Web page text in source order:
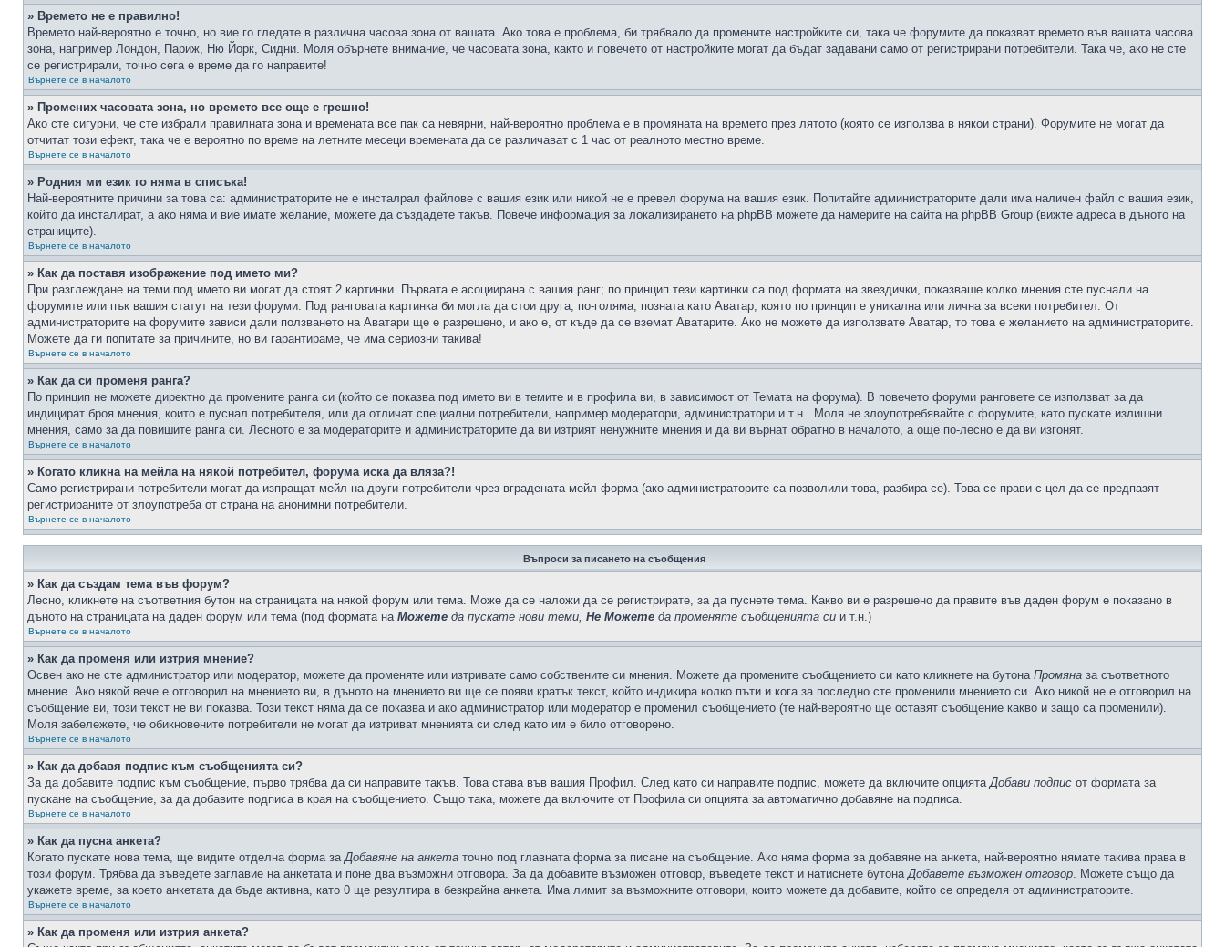
» Времето не е правилно!
Времето най-вероятно е точно, но вие го гледате в различна часова зона от вашата. Ако това е проблема, би трябвало да промените настройките си, така че форумите да показват времето във вашата часова
зона, например Лондон, Париж, Ню Йорк, Сидни. Моля обърнете внимание, че часовата зона, както и повечето от настройките могат да бъдат задавани само от регистрирани потребители. Така че, ако не сте
се регистрирали, точно сега е време да го направите!
Върнете се в началото
» Промених часовата зона, но времето все още е грешно!
Ако сте сигурни, че сте избрали правилната зона и времената все пак са невярни, най-вероятно проблема е в промяната на времето през лятото (която се използва в някои страни). Форумите не могат да
отчитат този ефект, така че е вероятно по време на летните месеци времената да се различават с 1 час от реалното местно време.
Върнете се в началото
» Родния ми език го няма в списъка!
Най-вероятните причини за това са: администраторите не е инсталрал файлове с вашия език или никой не е превел форума на вашия език. Попитайте администраторите дали има наличен файл с вашия език,
който да инсталират, а ако няма и вие имате желание, можете да създадете такъв. Повече информация за локализирането на phpBB можете да намерите на сайта на phpBB Group (вижте адреса в дъното на
страниците).
Върнете се в началото
» Как да поставя изображение под името ми?
При разглеждане на теми под името ви могат да стоят 2 картинки. Първата е асоциирана с вашия ранг; по принцип тези картинки са под формата на звездички, показваше колко мнения сте пуснали на
форумите или пък вашия статут на тези форуми. Под ранговата картинка би могла да стои друга, по-голяма, позната като Аватар, която по принцип е уникална или лична за всеки потребител. От
администраторите на форумите зависи дали ползването на Аватари ще е разрешено, и ако е, от къде да се вземат Аватарите. Ако не можете да използвате Аватар, то това е желанието на администраторите.
Можете да ги попитате за причините, но ви гарантираме, че има сериозни такива!
Върнете се в началото
» Как да си променя ранга?
По принцип не можете директно да промените ранга си (който се показва под името ви в темите и в профила ви, в зависимост от Темата на форума). В повечето форуми ранговете се използват за да
индицират броя мнения, които е пуснал потребителя, или да отличат специални потребители, например модератори, администратори и т.н.. Моля не злоупотребявайте с форумите, като пускате излишни
мнения, само за да повишите ранга си. Лесното е за модераторите и администраторите да ви изтрият ненужните мнения и да ви върнат обратно в началото, а още по-лесно е да ви изгонят.
Върнете се в началото
» Когато кликна на мейла на някой потребител, форума иска да вляза?!
Само регистрирани потребители могат да изпращат мейл на други потребители чрез вградената мейл форма (ако администраторите са позволили това, разбира се). Това се прави с цел да се предпазят
регистрираните от злоупотреба от страна на анонимни потребители.
Върнете се в началото
Въпроси за писането на съобщения
» Как да създам тема във форум?
Лесно, кликнете на съответния бутон на страницата на някой форум или тема. Може да се наложи да се регистрирате, за да пуснете тема. Какво ви е разрешено да правите във даден форум е показано в
дъното на страницата на даден форум или тема (под формата на Можете да пускате нови теми, Не Можете да променяте съобщенията си и т.н.)
Върнете се в началото
» Как да променя или изтрия мнение?
Освен ако не сте администратор или модератор, можете да променяте или изтривате само собствените си мнения. Можете да промените съобщението си като кликнете на бутона Промяна за съответното
мнение. Ако някой вече е отговорил на мнението ви, в дъното на мнението ви ще се появи кратък текст, който индикира колко пъти и кога за последно сте променили мнението си. Ако никой не е отговорил на
съобщение ви, този текст не ви показва. Този текст няма да се показва и ако администратор или модератор е променил съобщението (те най-вероятно ще оставят съобщение какво и защо са променили).
Моля забележете, че обикновените потребители не могат да изтриват мненията си след като им е било отговорено.
Върнете се в началото
» Как да добавя подпис към съобщенията си?
За да добавите подпис към съобщение, първо трябва да си направите такъв. Това става във вашия Профил. След като си направите подпис, можете да включите опциятаДобави подпис от формата за
пускане на съобщение, за да добавите подписа в края на съобщението. Също така, можете да включите от Профила си опцията за автоматично добавяне на подписа.
Върнете се в началото
» Как да пусна анкета?
Когато пускате нова тема, ще видите отделна форма заДобавяне на анкета точно под главната форма за писане на съобщение. Ако няма форма за добавяне на анкета, най-вероятно нямате такива права в
този форум. Трябва да въведете заглавие на анкетата и поне два възможни отговора. За да добавите възможен отговор, въведете текст и натиснете бутонаДобавете възможен отговор. Можете също да
укажете време, за което анкетата да бъде активна, като 0 ще резултира в безкрайна анкета. Има лимит за възможните отговори, които можете да добавите, който се определя от администраторите.
Върнете се в началото
» Как да променя или изтрия анкета?